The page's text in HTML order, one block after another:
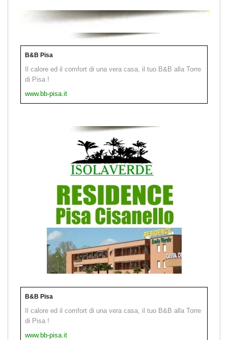
B&B Pisa
Il calore ed il comfort di una vera casa, il tuo B&B alla Torre
di Pisa !
www.bb-pisa.it
B&B Pisa
Il calore ed il comfort di una vera casa, il tuo B&B alla Torre
di Pisa !
www.bb-pisa.it